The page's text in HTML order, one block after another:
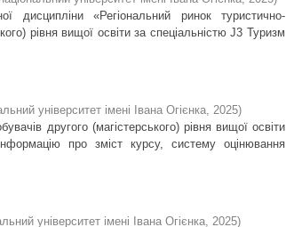
дисципліни «Регіональний ринок туристично-
рівня вищої освіти за спеціальністю J3 Туризм
університет імені Івана Огієнка, 2025)
другого (магістерського) рівня вищої освіти
про зміст курсу, систему оцінювання
університет імені Івана Огієнка, 2025)